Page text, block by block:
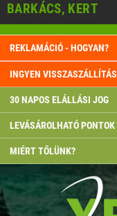
BARKÁCS, KERT
REKLAMÁCIÓ - HOGYAN?
INGYEN VISSZASZÁLLÍTÁS
30 NAPOS ELÁLLÁSI JOG
LEVÁSÁROLHATÓ PONTOK
MIÉRT TŐLÜNK?